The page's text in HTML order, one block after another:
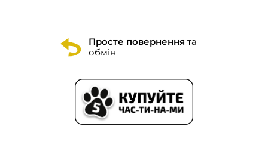
Просте повернення та
обмін